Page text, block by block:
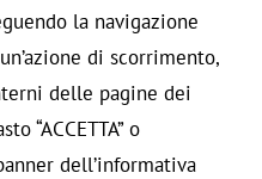
la navigazione
di scorrimento,
delle pagine dei
“ACCETTA” o
dell’informativa